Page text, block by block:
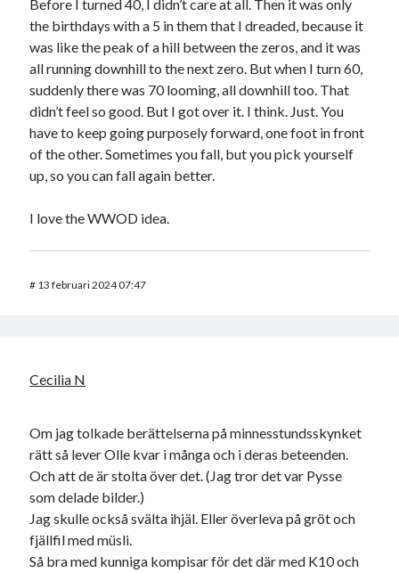
Before I turned 40, I didn’t care at all. Then it was only
the birthdays with a 5 in them that I dreaded, because it
was like the peak of a hill between the zeros, and it was
all running downhill to the next zero. But when I turn 60,
suddenly there was 70 looming, all downhill too. That
didn’t feel so good. But I got over it. I think. Just. You
have to keep going purposely forward, one foot in front
of the other. Sometimes you fall, but you pick yourself
up, so you can fall again better.
I love the WWOD idea.
# 13 februari 2024 07:47
Cecilia N
Om jag tolkade berättelserna på minnesstundsskynket
rätt så lever Olle kvar i många och i deras beteenden.
Och att de är stolta över det. (Jag tror det var Pysse
som delade bilder.)
Jag skulle också svälta ihjäl. Eller överleva på gröt och
fjällfil med müsli.
Så bra med kunniga kompisar för det där med K10 och